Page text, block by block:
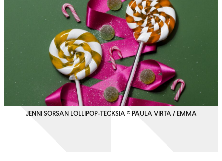
JENNI SORSAN LOLLIPOP-TEOKSIA © PAULA VIRTA / EMMA